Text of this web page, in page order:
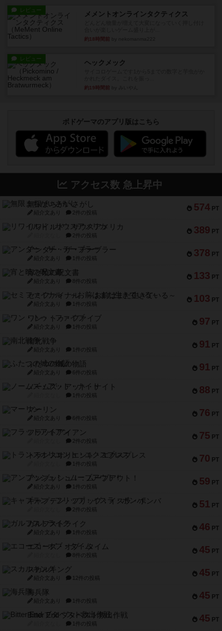
レビュー メメントオンラインタクティクス
約18時間前
レビュー ヘックメック
約19時間前
ボドゲーマのアプリ版はこちら
アクセス数 急上昇中
574 PT
無限まちがいさがし
紹介文あり 2件の投稿
389 PT
リワイルド：サウスアメリカ
2件の投稿
378 PT
アンダー・ザ・テーブラー
紹介文あり 1件の投稿
133 PT
宵と暁の呪文書
紹介文あり 8件の投稿
103 PT
セミファイナル ～お前はまだ生きている～
紹介文あり 1件の投稿
97 PT
ワン・トゥ・ファイブ
紹介文あり 1件の投稿
91 PT
南北戦争
紹介文あり 1件の投稿
91 PT
ふたつの城の物語
紹介文あり 6件の投稿
88 PT
ノームズ・アット・ナイト
1件の投稿
76 PT
マーリン
紹介文あり 6件の投稿
75 PT
フラットアイアン
2件の投稿
70 PT
トランスオリエント・エクスプレス
1件の投稿
59 PT
アンブッシュ！：ムーブアウト！
紹介文あり 1件の投稿
51 PT
キャプテン・フリップ：イスラ・ボンバ
2件の投稿
46 PT
ガルフストライク
紹介文あり 1件の投稿
45 PT
エコーズ・オブ・タイム
8件の投稿
45 PT
スカルキング
紹介文あり 12件の投稿
45 PT
海兵隊
紹介文あり 1件の投稿
45 PT
Bitter End ブタペスト救出作戦
1件の投稿